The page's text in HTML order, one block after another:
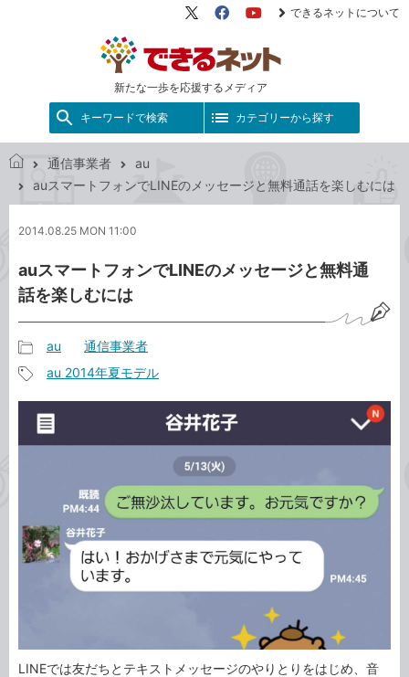
新たな一歩を応援するメディア
X（旧
FacebookYouTube
できるネットについて
キーワードで検索 カテゴリーから探す
ネ
ト
通信事業者
au
auスマートフォンでLINEのメッセージと無料通話を楽しむには
2014.08.25 MON 11:00
auスマートフォンでLINEのメッセージと無料通
話を楽しむには
事
カ
テ
ゴ
au 通信事業者
事
タ
au 2014年夏モデル
LINEでは友だちとテキストメッセージのやりとりをはじめ、音